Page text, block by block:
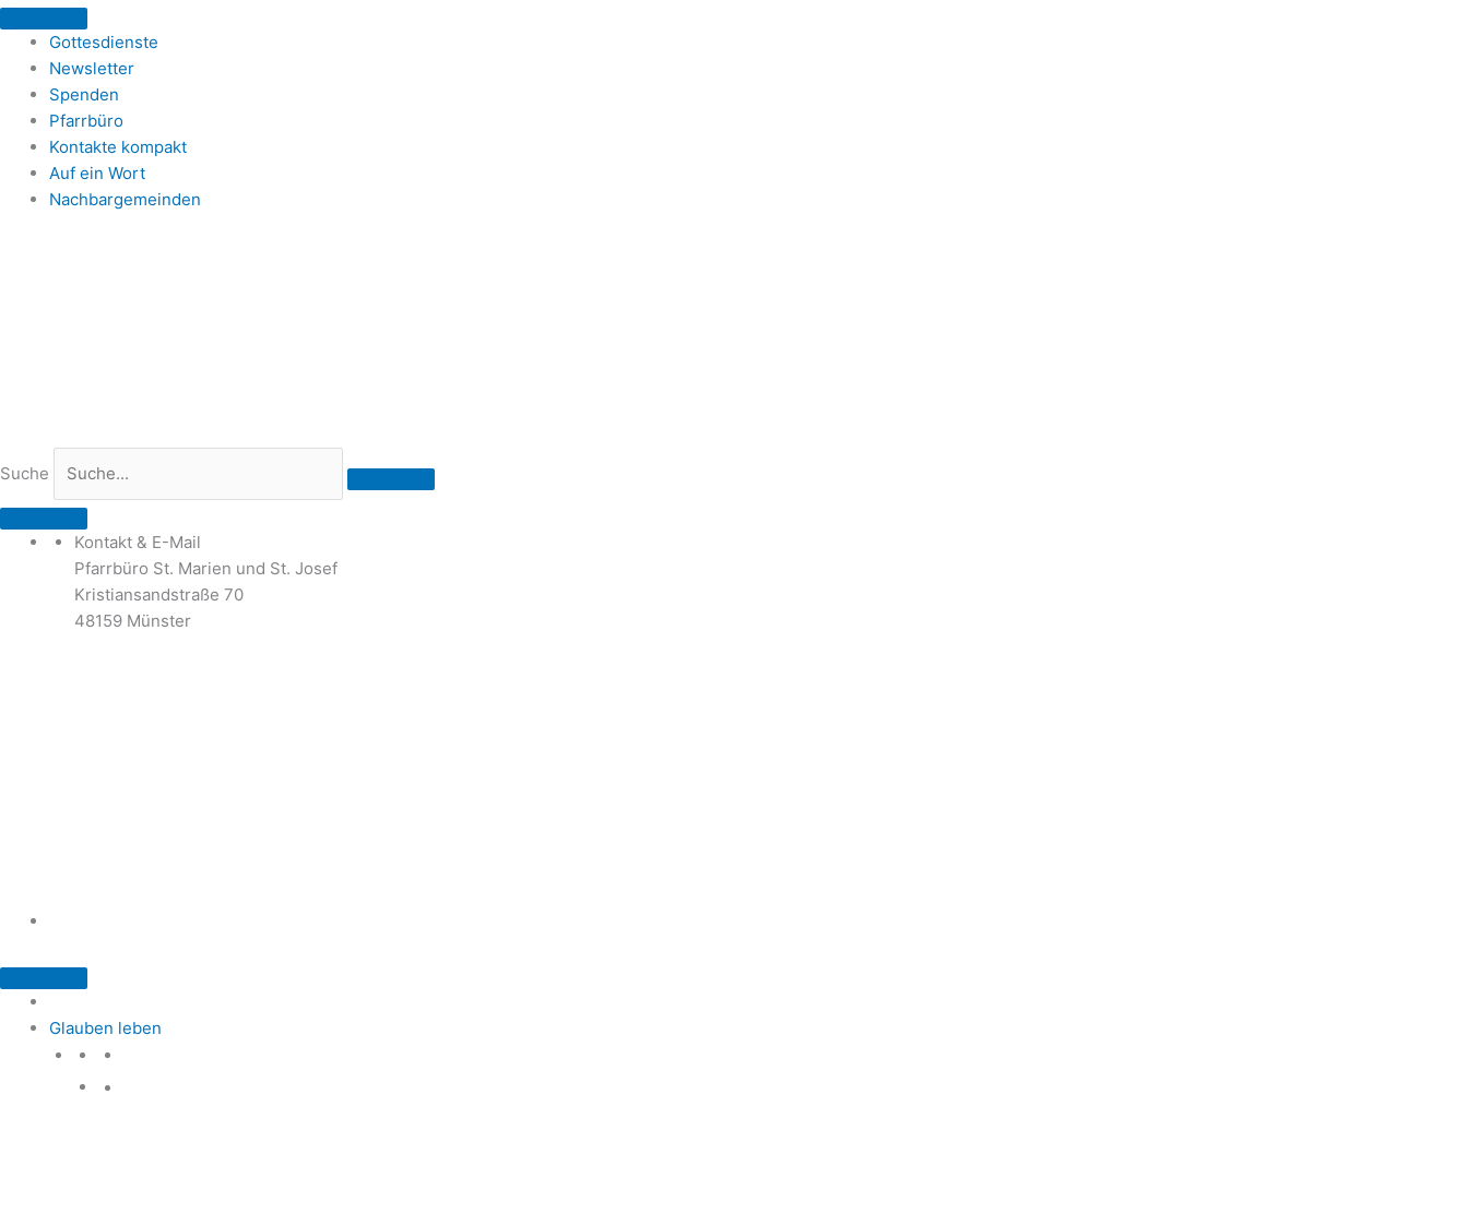
Zum
Inhalt
springen
Gottesdienste
Newsletter
Spenden
Pfarrbüro
Kontakte kompakt
Auf ein Wort
Nachbargemeinden
Suche
Kontakt & E-Mail
Pfarrbüro St. Marien und St. Josef
Kristiansandstraße 70
48159 Münster
Glauben leben